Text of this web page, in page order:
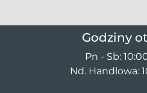
Godziny
Pn - Sb:
Nd. Handlowa: